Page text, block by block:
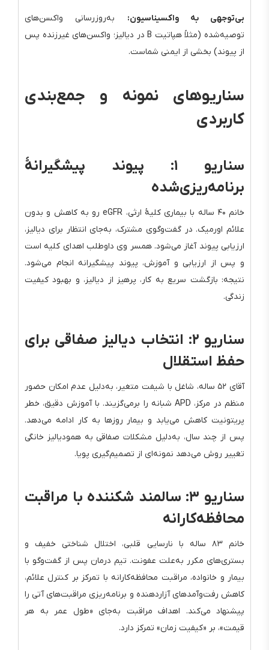
بی‌توجهی به واکسیناسیون: به‌روزرسانی واکسن‌های
توصیه‌شده (مثلاً هپاتیت B در دیالیز؛ واکسن‌های غیرزنده پس
از پیوند) بخشی از ایمنی شماست.
سناریوهای نمونه و جمع‌بندی
کاربردی
سناریو ۱: پیوند پیشگیرانهٔ
برنامه‌ریزی‌شده
خانم ۴۰ ساله با بیماری کلیهٔ ارثی، eGFR رو به کاهش و بدون
علائم اورمیک. در گفت‌وگوی مشترک، به‌جای انتظار برای دیالیز،
ارزیابی پیوند آغاز می‌شود. همسر وی داوطلب اهدای کلیه است
و پس از ارزیابی و آموزش، پیوند پیشگیرانه انجام می‌شود.
نتیجه: بازگشت سریع به کار، پرهیز از دیالیز، و بهبود کیفیت
زندگی.
سناریو ۲: انتخاب دیالیز صفاقی برای
حفظ استقلال
آقای ۵۲ ساله، شاغل با شیفت متغیر، به‌دلیل عدم امکان حضور
منظم در مرکز، APD شبانه را برمی‌گزیند. با آموزش دقیق، خطر
پریتونیت کاهش می‌یابد و بیمار روزها به کار ادامه می‌دهد.
پس از چند سال، به‌دلیل مشکلات صفاقی به همودیالیز خانگی
تغییر روش می‌دهد نمونه‌ای از تصمیم‌گیری پویا.
سناریو ۳: سالمند شکننده با مراقبت
محافظه‌کارانه
خانم ۸۳ ساله با نارسایی قلبی، اختلال شناختی خفیف و
بستری‌های مکرر به‌علت عفونت. تیم درمان پس از گفت‌وگو با
بیمار و خانواده، مراقبت محافظه‌کارانه با تمرکز بر کنترل علائم،
کاهش رفت‌وآمدهای آزاردهنده و برنامه‌ریزی مراقبت‌های آتی را
پیشنهاد می‌کند. اهداف مراقبت به‌جای «طول عمر به هر
قیمت»، بر «کیفیت زمان» تمرکز دارد.